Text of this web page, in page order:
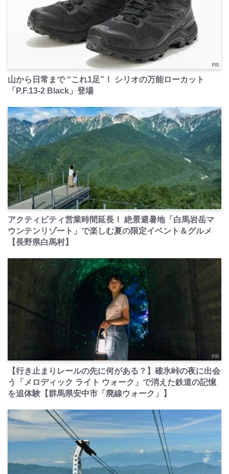
PR
山から日常まで “これ1足”！ シリオの万能ローカット
「P.F.13-2 Black」登場
PR
アクティビティ営業時間延長！ 絶景避暑地「白馬岩岳マ
ウンテンリゾート」で楽しむ夏の限定イベント＆グルメ
【長野県白馬村】
PR
【行き止まりレールの先に何がある？】碓氷峠の夜に出会
う「メロディック ライト ウォーク」で消えた鉄道の記憶
を追体験【群馬県安中市「廃線ウォーク」】